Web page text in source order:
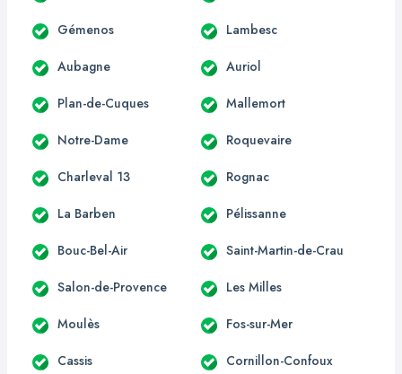
Gémenos Lambesc
Aubagne Auriol
Plan-de-Cuques Mallemort
Notre-Dame Roquevaire
Charleval 13 Rognac
La Barben Pélissanne
Bouc-Bel-Air Saint-Martin-de-Crau
Salon-de-Provence Les Milles
Moulès Fos-sur-Mer
Cassis Cornillon-Confoux